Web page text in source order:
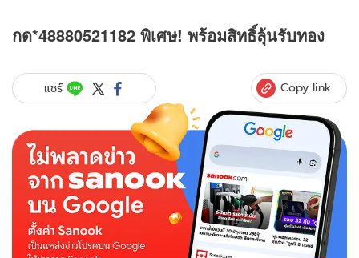
กด*48880521182 พิเศษ! พร้อมสิทธิ์ลุ้นรับทอง
แชร์ Copy link